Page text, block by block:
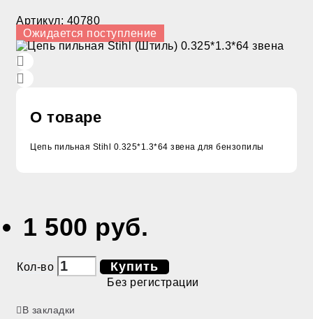
Артикул: 40780
Ожидается поступление
О товаре
Цепь пильная Stihl 0.325*1.3*64 звена для бензопилы
1 500 руб.
Кол-во Купить
Без регистрации
В закладки